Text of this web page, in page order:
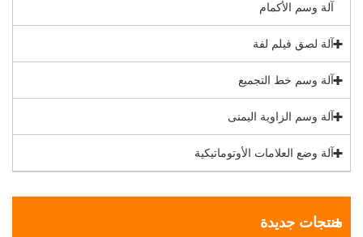
آلة وسم الأكمام
آلة لصق فيلم لفة
آلة وسم خط التجميع
آلة وسم الزاوية اليمنى
آلة وضع العلامات الأوتوماتيكية
منتجات جديدة